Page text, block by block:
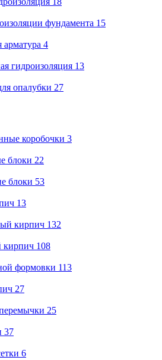
фундамента 15
арматура 4
гидроизоляция 13
опалубки 27
коробочки 3
блоки 22
блоки 53
13
кирпич 132
кирпич 108
формовки 113
27
25
37
6